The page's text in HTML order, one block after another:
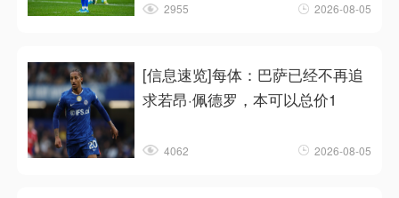
2955 2026-08-05
[信息速览]每体：巴萨已经不再追
求若昂·佩德罗，本可以总价1
4062 2026-08-05